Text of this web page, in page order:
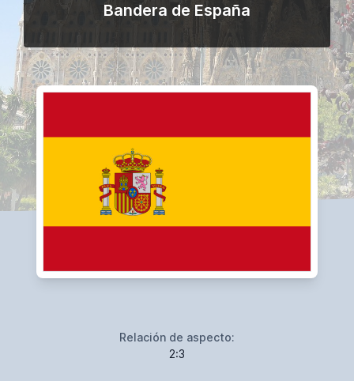
Bandera de España
Relación de aspecto:
2:3